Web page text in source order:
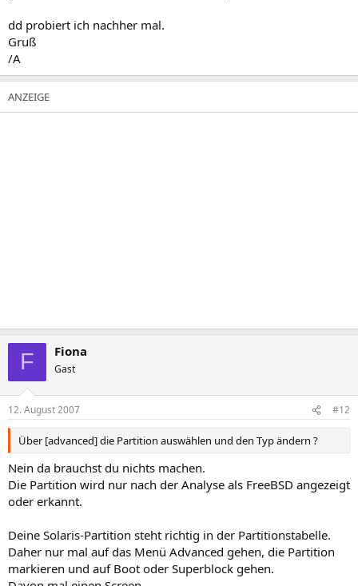
dd probiert ich nachher mal.
Gruß
/A
F Fiona
Gast
12. August 2007 #12
Über [advanced] die Partition auswählen und den Typ ändern ?
Nein da brauchst du nichts machen.
Die Partition wird nur nach der Analyse als FreeBSD angezeigt
oder erkannt.
Deine Solaris-Partition steht richtig in der Partitionstabelle.
Daher nur mal auf das Menü Advanced gehen, die Partition
markieren und auf Boot oder Superblock gehen.